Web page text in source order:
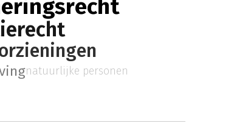
natuurlijke personen